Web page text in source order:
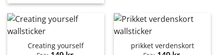
Creating yourself
prikket verdenskort